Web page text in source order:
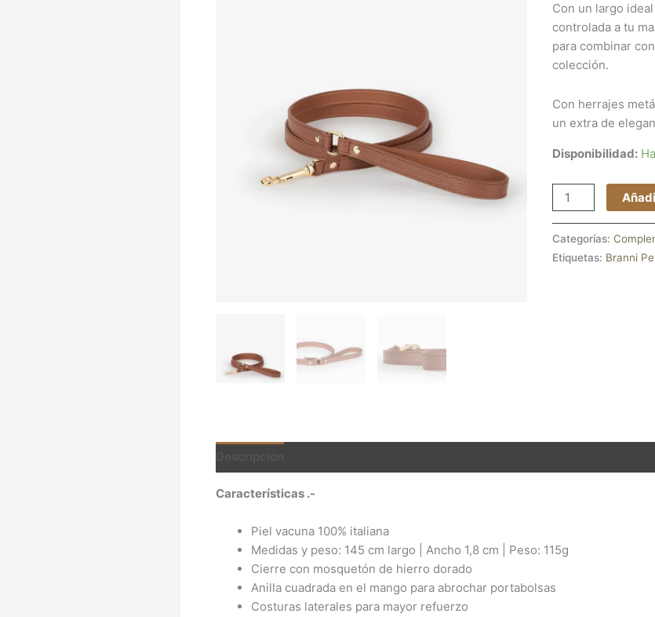
Con un largo
controlada a tu
para combinar
colección.
Con herrajes
un extra de
Disponibilidad:
Categorías:
Etiquetas: Branni
Características .-
Piel vacuna 100% italiana
Medidas y peso: 145 cm largo | Ancho 1,8 cm | Peso: 115g
Cierre con mosquetón de hierro dorado
Anilla cuadrada en el mango para abrochar portabolsas
Costuras laterales para mayor refuerzo